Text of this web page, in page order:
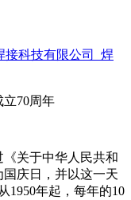
接科技有限公司_焊
70周年
《关于中华人民共和
庆日，并以这一天
1950年起，每年的10